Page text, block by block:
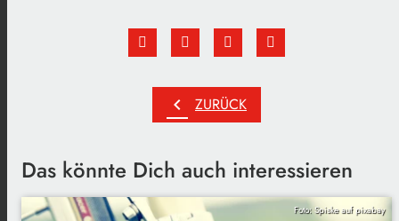
chevron_left ZURÜCK
Das könnte Dich auch interessieren
Foto: Spiske auf pixabay